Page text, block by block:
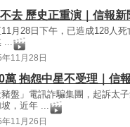
去 歷史正重演｜信報新
月28日下午，已造成128人
...
11月28日
抱怨中星不受理｜信
盤」電訊詐騙集團，起訴太
，近年 ...
11月26日